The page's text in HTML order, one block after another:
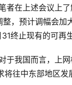
者在上述会议上
整，预计调幅会加
31终止现有的可再
于我国而言，上
将往中东部地区